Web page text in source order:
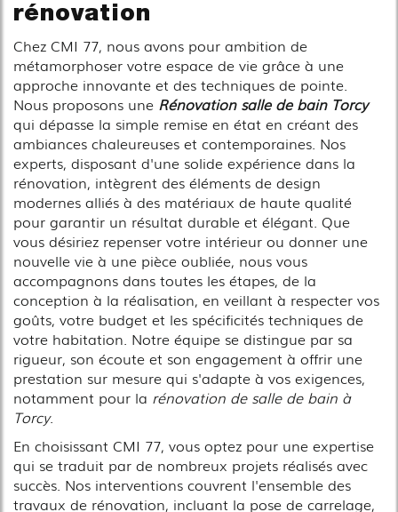
rénovation
Chez CMI 77, nous avons pour ambition de
métamorphoser votre espace de vie grâce à une
approche innovante et des techniques de pointe.
Nous proposons une Rénovation salle de bain Torcy
qui dépasse la simple remise en état en créant des
ambiances chaleureuses et contemporaines. Nos
experts, disposant d'une solide expérience dans la
rénovation, intègrent des éléments de design
modernes alliés à des matériaux de haute qualité
pour garantir un résultat durable et élégant. Que
vous désiriez repenser votre intérieur ou donner une
nouvelle vie à une pièce oubliée, nous vous
accompagnons dans toutes les étapes, de la
conception à la réalisation, en veillant à respecter vos
goûts, votre budget et les spécificités techniques de
votre habitation. Notre équipe se distingue par sa
rigueur, son écoute et son engagement à offrir une
prestation sur mesure qui s'adapte à vos exigences,
notamment pour la rénovation de salle de bain à
Torcy.
En choisissant CMI 77, vous optez pour une expertise
qui se traduit par de nombreux projets réalisés avec
succès. Nos interventions couvrent l'ensemble des
travaux de rénovation, incluant la pose de carrelage,